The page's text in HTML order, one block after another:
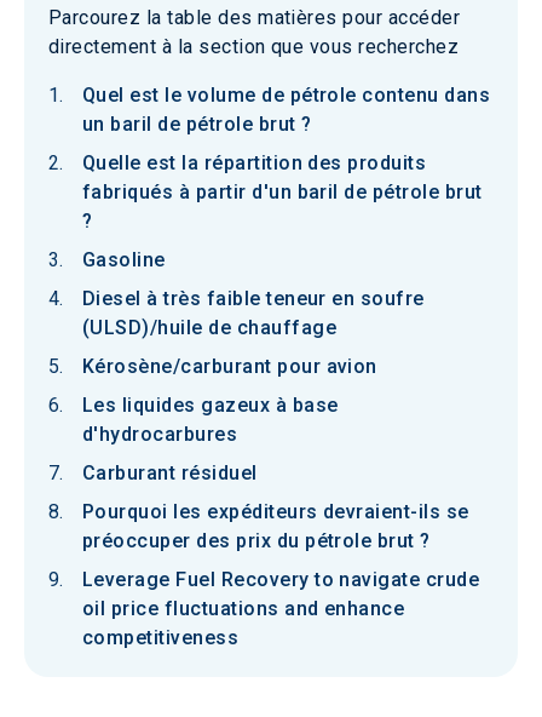
Parcourez la table des matières pour accéder
directement à la section que vous recherchez
Quel est le volume de pétrole contenu dans
un baril de pétrole brut ?
Quelle est la répartition des produits
fabriqués à partir d'un baril de pétrole brut
?
Gasoline
Diesel à très faible teneur en soufre
(ULSD)/huile de chauffage
Kérosène/carburant pour avion
Les liquides gazeux à base
d'hydrocarbures
Carburant résiduel
Pourquoi les expéditeurs devraient-ils se
préoccuper des prix du pétrole brut ?
Leverage Fuel Recovery to navigate crude
oil price fluctuations and enhance
competitiveness